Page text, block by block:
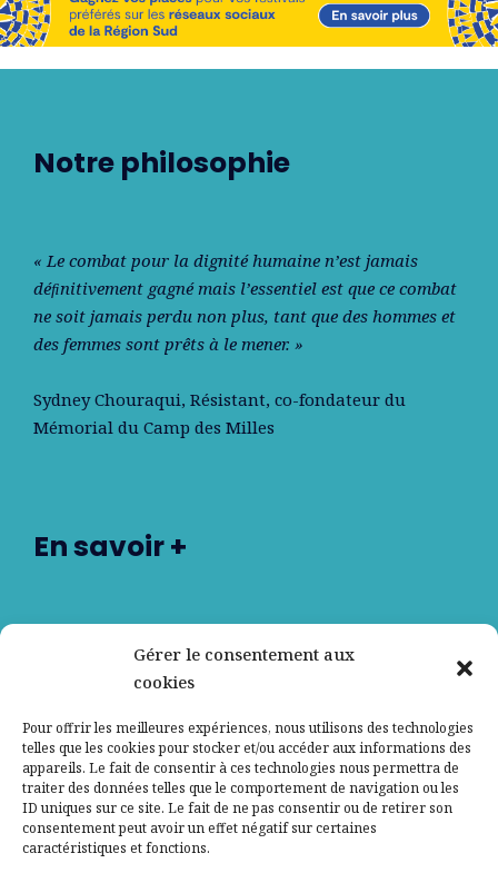
Gérer le consentement aux
cookies
Pour offrir les meilleures expériences, nous utilisons des technologies
telles que les cookies pour stocker et/ou accéder aux informations des
appareils. Le fait de consentir à ces technologies nous permettra de
traiter des données telles que le comportement de navigation ou les
ID uniques sur ce site. Le fait de ne pas consentir ou de retirer son
consentement peut avoir un effet négatif sur certaines
caractéristiques et fonctions.
Notre philosophie
« Le combat pour la dignité humaine n’est jamais
déﬁnitivement gagné mais l’essentiel est que ce combat
ne soit jamais perdu non plus, tant que des hommes et
des femmes sont prêts à le mener. »
Sydney Chouraqui, Résistant, co-fondateur du
Mémorial du Camp des Milles
En savoir +
Contactez-nous
Mentions légales